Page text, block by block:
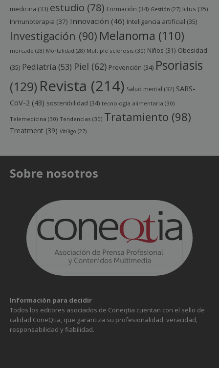
medicina (33) estudio (78) Formación (34) Gestión (27) Ictus (35)
Inmunoterapia (37) Innovación (46) Inteligencia artificial (35)
Investigación (90) Melanoma (110)
mercado (28) Mortalidad (28) Multiple sclerosis (30) Niños (31) Obesidad
(35) Pediatría (53) Piel (62) Prevención (34) Psoriasis
(129) Revista (214) Salud mental (32) SARS-
CoV-2 (43) sostenibilidad (34) tecnología alimentaria (30)
Telemedicina (30) Tendencias (30) Tratamiento (98)
Treatment (39) Vitíligo (27)
Sobre nosotros
Información para decidir
Todos los editores asociados de Coneqtia cuentan con el sello de
calidad ConeQtia, que garantiza su profesionalidad, veracidad,
responsabilidad y fiabilidad.